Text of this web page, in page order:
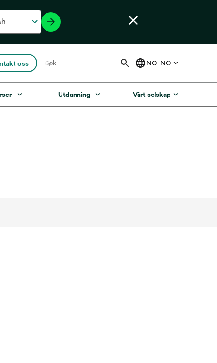
oss
Utdanning Vårt selskap